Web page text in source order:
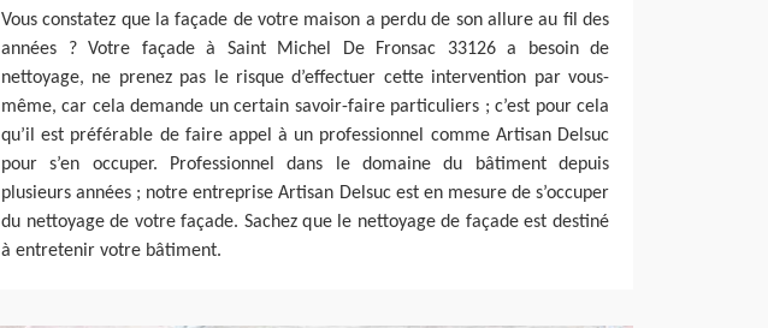
Vous constatez que la façade de votre maison a perdu de son allure au fil des
années ? Votre façade à Saint Michel De Fronsac 33126 a besoin de
nettoyage, ne prenez pas le risque d’effectuer cette intervention par vous-
même, car cela demande un certain savoir-faire particuliers ; c’est pour cela
qu’il est préférable de faire appel à un professionnel comme Artisan Delsuc
pour s’en occuper. Professionnel dans le domaine du bâtiment depuis
plusieurs années ; notre entreprise Artisan Delsuc est en mesure de s’occuper
du nettoyage de votre façade. Sachez que le nettoyage de façade est destiné
à entretenir votre bâtiment.